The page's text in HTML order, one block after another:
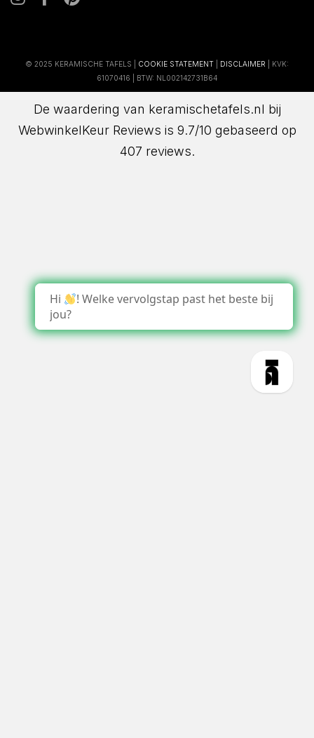
© 2025 KERAMISCHE TAFELS | COOKIE STATEMENT DISCLAIMER | KVK:
61070416 | BTW: NL002142731B64
De waardering van keramischetafels.nl bij
WebwinkelKeur Reviews is 9.7/10 gebaseerd op
407 reviews.
Hi
! Welke vervolgstap past het beste bij
jou?